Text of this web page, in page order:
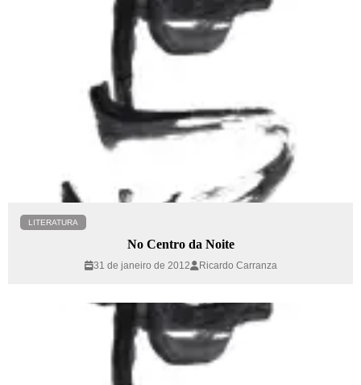
LITERATURA
No Centro da Noite
31 de janeiro de 2012 Ricardo Carranza